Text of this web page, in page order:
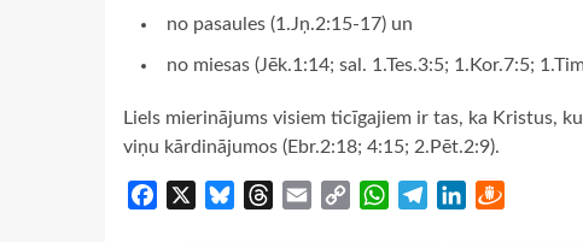
no pasaules (1.Jņ.2:15-17) un
no miesas (Jēk.1:14; sal. 1.Tes.3:5; 1.Kor.7:5;
Liels mierinājums visiem ticīgajiem ir tas, ka Kristus,
viņu kārdinājumos (Ebr.2:18; 4:15; 2.Pēt.2:9).
Facebook BlueskyThreads
Email
Copy
WhatsApp
TelegramLinkedIn